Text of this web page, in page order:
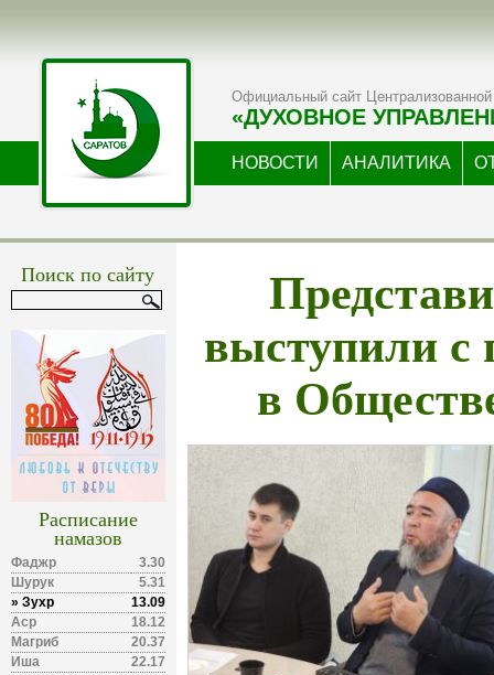
Официальный сайт Централизованной
«ДУХОВНОЕ
НОВОСТИ АНАЛИТИКА
Поиск по сайту
Расписание
намазов
Фаджр
3.30
Шурук
5.31
» Зухр
13.09
Аср
18.12
Магриб
20.37
Иша
22.17
выступили с
в